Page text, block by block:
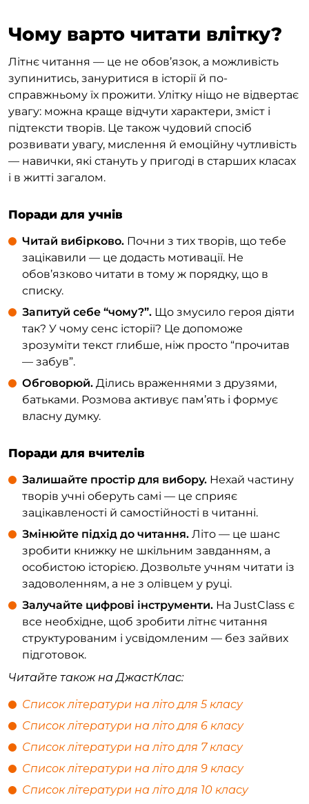
Чому варто читати влітку?
Літнє читання — це не обов’язок, а можливість
зупинитись, зануритися в історії й по-
справжньому їх прожити. Улітку ніщо не відвертає
увагу: можна краще відчути характери, зміст і
підтексти творів. Це також чудовий спосіб
розвивати увагу, мислення й емоційну чутливість
— навички, які стануть у пригоді в старших класах
і в житті загалом.
Поради для учнів
Читай вибірково. Почни з тих творів, що тебе
зацікавили — це додасть мотивації. Не
обов’язково читати в тому ж порядку, що в
списку.
Запитуй себе “чому?”. Що змусило героя діяти
так? У чому сенс історії? Це допоможе
зрозуміти текст глибше, ніж просто “прочитав
— забув”.
Обговорюй. Ділись враженнями з друзями,
батьками. Розмова активує пам’ять і формує
власну думку.
Поради для вчителів
Залишайте простір для вибору. Нехай частину
творів учні оберуть самі — це сприяє
зацікавленості й самостійності в читанні.
Змінюйте підхід до читання. Літо — це шанс
зробити книжку не шкільним завданням, а
особистою історією. Дозвольте учням читати із
задоволенням, а не з олівцем у руці.
Залучайте цифрові інструменти. На JustClass є
все необхідне, щоб зробити літнє читання
структурованим і усвідомленим — без зайвих
підготовок.
Читайте також на ДжастКлас:
Список літератури на літо для 5 класу
Список літератури на літо для 6 класу
Список літератури на літо для 7 класу
Список літератури на літо для 9 класу
Список літератури на літо для 10 класу